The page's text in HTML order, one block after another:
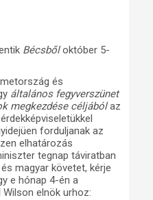
Bécsbőloktóber 5-
és
általános fegyverszünet
megkezdése céljábólaz
forduljanak az
elhatározás
tegnap táviratban
magyar követet, kérje
e hónap 4-én a
elnök urhoz: